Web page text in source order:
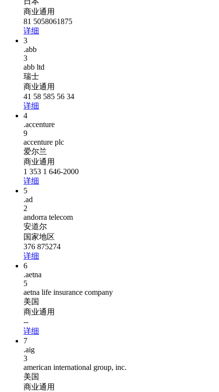
商业通用
81 5058061875
详细
3
.abb
3
abb ltd
瑞士
商业通用
41 58 585 56 34
详细
4
.accenture
9
accenture plc
爱尔兰
商业通用
1 353 1 646-2000
详细
5
.ad
2
andorra telecom
安道尔
国家地区
376 875274
详细
6
.aetna
5
aetna life insurance company
美国
商业通用
--
详细
7
.aig
3
american international group, inc.
美国
商业通用